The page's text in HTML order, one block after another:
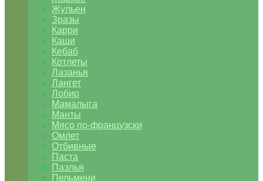
Жульен
Зразы
Карри
Каши
Кебаб
Котлеты
Лазанья
Лангет
Лобио
Мамалыга
Манты
Мясо по-французски
Омлет
Отбивные
Паста
Паэлья
Пельмени